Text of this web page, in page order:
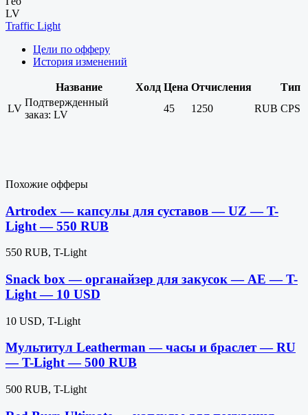
LV
Traffic Light
Цели по офферу
История изменений
Название Холд Цена Отчисления
Тип
LV
Подтвержденный
заказ: LV
45 1250 RUB CPS
Похожие офферы
Artrodex — капсулы для суставов — UZ — T-
Light — 550 RUB
550 RUB, T-Light
Snack box — органайзер для закусок — AE — T-
Light — 10 USD
10 USD, T-Light
Мультитул Leatherman — часы и браслет — RU
— T-Light — 500 RUB
500 RUB, T-Light